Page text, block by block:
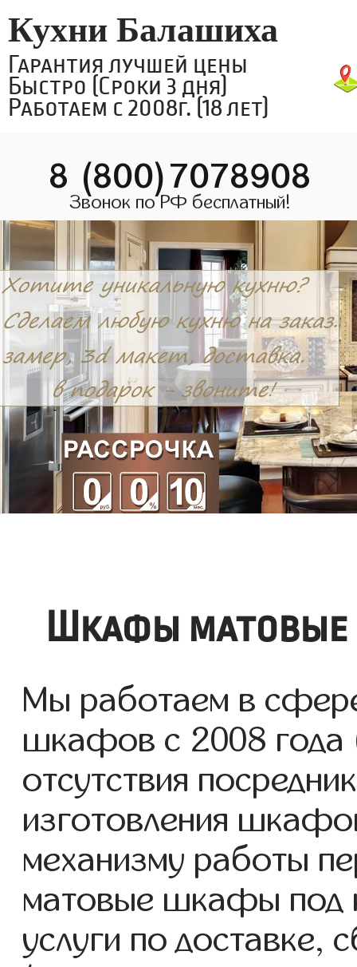
Кухни Балашиха
Гарантия лучшей цены
Быстро (Сроки 3 дня)
Работаем с 2008г. (18 лет)
8 (800)7078908
Звонок по РФ бесплатный!
Шкафы матовые
Мы работаем в
шкафов с 2008 года
отсутствия
изготовления
механизму работы
матовые шкафы под
услуги по доставке,